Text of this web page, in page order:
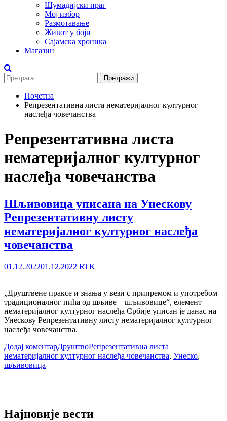
Шумадијски праг
Мој избор
Размотавање
Живот у боји
Сајамска хроника
Магазин
Претрага
за:
Почетна
Репрезентативна листа нематеријалног културног
наслеђа човечанства
Репрезентативна листа
нематеријалног културног
наслеђа човечанства
Шљивовица уписана на Унескову
Репрезентативну листу
нематеријалног културног наслеђа
човечанства
01.12.202201.12.2022 RTK
„Друштвене праксе и знања у вези с припремом и употребом
традиционалног пића од шљиве – шљивовице“, елемент
нематеријалног културног наслеђа Србиjе уписан је данас на
Унескову Репрезентативну листу нематеријалног културног
наслеђа човечанства.
Додај коментарДруштвоРепрезентативна листа
нематеријалног културног наслеђа човечанства, Унеско,
шљивовица
Најновије вести